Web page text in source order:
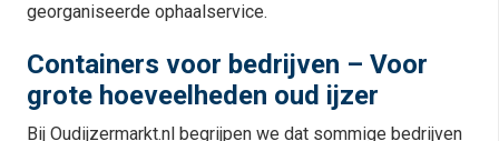
georganiseerde ophaalservice.
Containers voor bedrijven – Voor
grote hoeveelheden oud ijzer
Bij Oudijzermarkt.nl begrijpen we dat sommige bedrijven